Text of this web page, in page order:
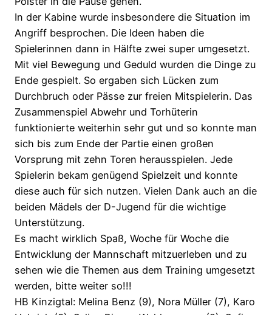
In der Kabine wurde insbesondere die Situation im
Angriff besprochen. Die Ideen haben die
Spielerinnen dann in Hälfte zwei super umgesetzt.
Mit viel Bewegung und Geduld wurden die Dinge zu
Ende gespielt. So ergaben sich Lücken zum
Durchbruch oder Pässe zur freien Mitspielerin. Das
Zusammenspiel Abwehr und Torhüterin
funktionierte weiterhin sehr gut und so konnte man
sich bis zum Ende der Partie einen großen
Vorsprung mit zehn Toren herausspielen. Jede
Spielerin bekam genügend Spielzeit und konnte
diese auch für sich nutzen. Vielen Dank auch an die
beiden Mädels der D-Jugend für die wichtige
Unterstützung.
Es macht wirklich Spaß, Woche für Woche die
Entwicklung der Mannschaft mitzuerleben und zu
sehen wie die Themen aus dem Training umgesetzt
werden, bitte weiter so!!!
HB Kinzigtal: Melina Benz (9), Nora Müller (7), Karo